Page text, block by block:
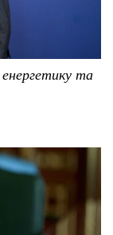
енергетику та